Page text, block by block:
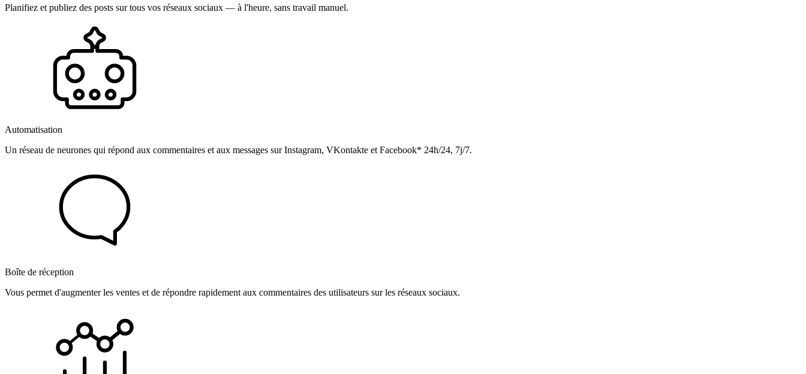
Planifiez et publiez des posts sur tous vos réseaux sociaux — à l'heure, sans travail manuel.
Automatisation
Un réseau de neurones qui répond aux commentaires et aux messages sur Instagram, VKontakte et Facebook* 24h/24, 7j/7.
Boîte de réception
Vous permet d'augmenter les ventes et de répondre rapidement aux commentaires des utilisateurs sur les réseaux sociaux.